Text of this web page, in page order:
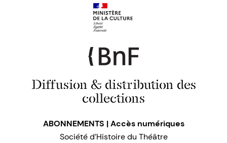
Diffusion & distribution des
collections
ABONNEMENTS | Accès numériques
Société d’Histoire du Théâtre